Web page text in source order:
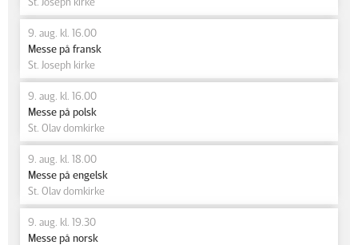
9. aug. kl. 16.00
Messe på fransk
St. Joseph kirke
9. aug. kl. 16.00
Messe på polsk
St. Olav domkirke
9. aug. kl. 18.00
Messe på engelsk
St. Olav domkirke
9. aug. kl. 19.30
Messe på norsk